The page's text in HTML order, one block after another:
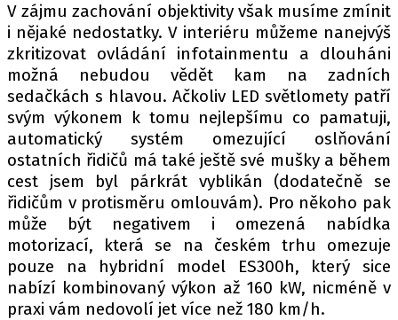
V zájmu zachování objektivity však musíme zmínit
i nějaké nedostatky. V interiéru můžeme nanejvýš
zkritizovat ovládání infotainmentu a dlouháni
možná nebudou vědět kam na zadních
sedačkách s hlavou. Ačkoliv LED světlomety patří
svým výkonem k tomu nejlepšímu co pamatuji,
automatický systém omezující oslňování
ostatních řidičů má také ještě své mušky a během
cest jsem byl párkrát vyblikán (dodatečně se
řidičům v protisměru omlouvám). Pro někoho pak
může být negativem i omezená nabídka
motorizací, která se na českém trhu omezuje
pouze na hybridní model ES300h, který sice
nabízí kombinovaný výkon až 160 kW, nicméně v
praxi vám nedovolí jet více než 180 km/h.